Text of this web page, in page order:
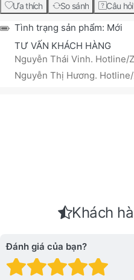
Ưa thích So sánh Câu
Tình trạng sản phẩm: Mới
TƯ VẤN KHÁCH HÀNG
Nguyễn Thái Vinh. Hotline/
Nguyễn Thị Hương.
Khách
Đánh giá của bạn?
Đánh
Đánh giá:
Đánh giá: 1